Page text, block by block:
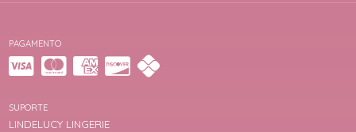
PAGAMENTO
SUPORTE
LINDELUCY LINGERIE